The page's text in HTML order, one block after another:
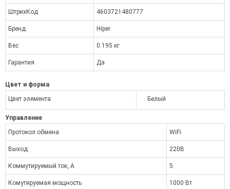
ШтрихКод 4603721480777
Бренд Hiper
Вес 0.195 кг
Гарантия Да
Цвет и форма
Цвет элемента
Белый
Управление
Протокол обмена
WiFi
Выход 220В
Коммутируемый ток, А 5
Комутируемая мощность 1000 Вт